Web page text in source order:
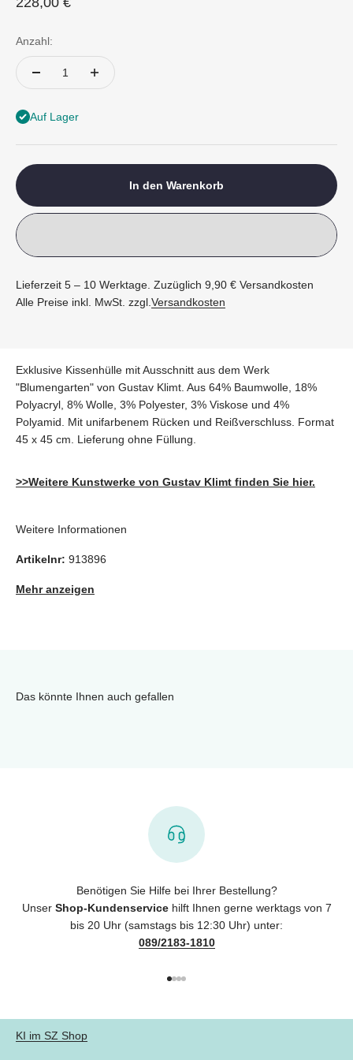
Anzahl:
Auf Lager
In den Warenkorb
Lieferzeit 5 – 10 Werktage. Zuzüglich 9,90 € Versandkosten
Alle Preise inkl. MwSt. zzgl. Versandkosten
Exklusive Kissenhülle mit Ausschnitt aus dem Werk
"Blumengarten" von Gustav Klimt. Aus 64% Baumwolle, 18%
Polyacryl, 8% Wolle, 3% Polyester, 3% Viskose und 4%
Polyamid. Mit unifarbenem Rücken und Reißverschluss. Format
45 x 45 cm. Lieferung ohne Füllung.
>>Weitere Kunstwerke von Gustav Klimt finden Sie hier.
Weitere Informationen
Artikelnr: 913896
Mehr anzeigen
Das könnte Ihnen auch gefallen
Benötigen Sie Hilfe bei Ihrer Bestellung?
Unser Shop-Kundenservicehilft Ihnen gerne werktags von 7
bis 20 Uhr (samstags bis 12:30 Uhr) unter:
089/2183-1810
KI im SZ Shop